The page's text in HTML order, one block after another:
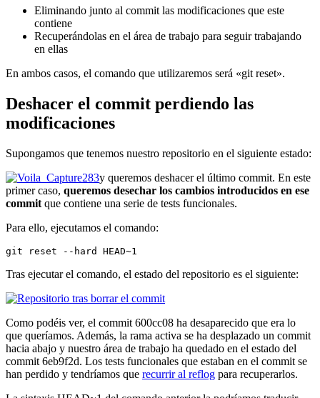
Eliminando junto al commit las modificaciones que este
contiene
Recuperándolas en el área de trabajo para seguir trabajando
en ellas
En ambos casos, el comando que utilizaremos será «git reset».
Deshacer el commit perdiendo las
modificaciones
Supongamos que tenemos nuestro repositorio en el siguiente estado:
y queremos deshacer el último commit. En este
primer caso, queremos desechar los cambios introducidos en ese
commit que contiene una serie de tests funcionales.
Para ello, ejecutamos el comando:
git reset --hard HEAD~1
Tras ejecutar el comando, el estado del repositorio es el siguiente:
Como podéis ver, el commit 600cc08 ha desaparecido que era lo
que queríamos. Además, la rama activa se ha desplazado un commit
hacia abajo y nuestro área de trabajo ha quedado en el estado del
commit 6eb9f2d. Los tests funcionales que estaban en el commit se
han perdido y tendríamos que recurrir al reflog para recuperarlos.